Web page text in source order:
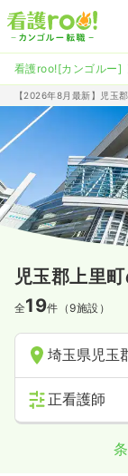
看護roo![カンゴルー]
【2026年8月最新】児玉
児玉郡上里
全19件（9施設）
埼玉県児玉
正看護師